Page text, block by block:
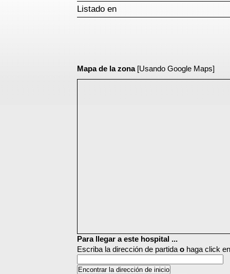
Listado en
Mapa de la zona[Usando Google Maps]
Para llegar a este hospital ...
Escriba la dirección de partida o haga click